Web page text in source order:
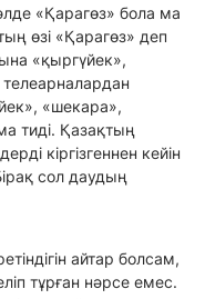
«Қарагөз» бола ма
өзі «Қарагөз» деп
«қыргүйек»,
телеарналардан
«шекара»,
тиді. Қазақтың
кіргізгеннен кейін
сол даудың
айтар болсам,
тұрған нәрсе емес.